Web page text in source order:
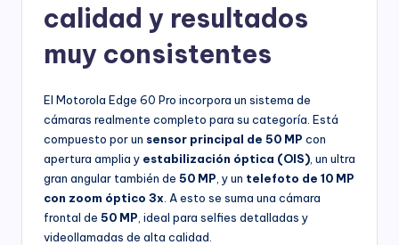
calidad y resultados
muy consistentes
El Motorola Edge 60 Pro incorpora un sistema de
cámaras realmente completo para su categoría. Está
compuesto por un sensor principal de 50 MP con
apertura amplia y estabilización óptica (OIS) , un ultra
gran angular también de 50 MP , y un telefoto de 10 MP
con zoom óptico 3x . A esto se suma una cámara
frontal de 50 MP , ideal para selfies detalladas y
videollamadas de alta calidad.